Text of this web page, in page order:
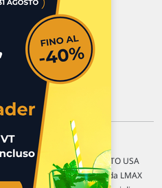
segnalazioni
s.r.l.
differite di 15 min. / MERCATO USA
FOREX Quotazioni fornite da LMAX